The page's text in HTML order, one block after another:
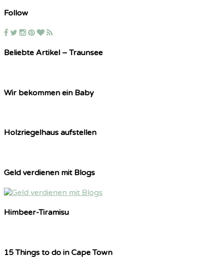
Follow
Beliebte Artikel – Traunsee
Wir bekommen ein Baby
Holzriegelhaus aufstellen
Geld verdienen mit Blogs
Himbeer-Tiramisu
15 Things to do in Cape Town